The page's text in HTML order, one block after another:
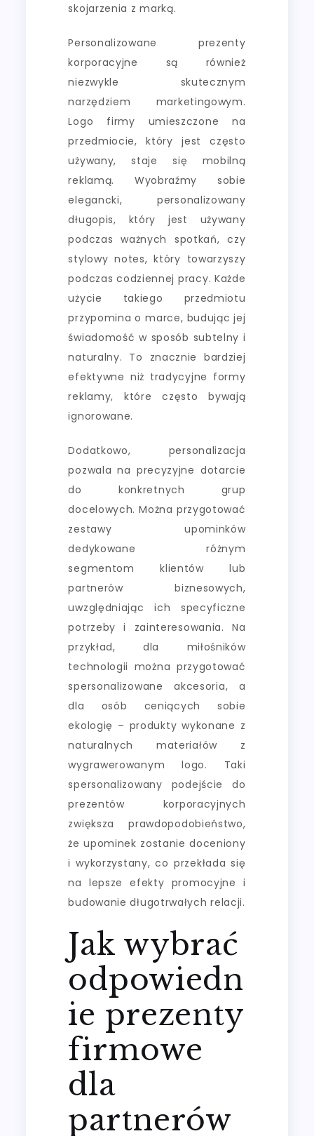
skojarzenia z marką.
Personalizowane prezenty
korporacyjne są również
niezwykle skutecznym
narzędziem marketingowym.
Logo firmy umieszczone na
przedmiocie, który jest często
używany, staje się mobilną
reklamą. Wyobraźmy sobie
elegancki, personalizowany
długopis, który jest używany
podczas ważnych spotkań, czy
stylowy notes, który towarzyszy
podczas codziennej pracy. Każde
użycie takiego przedmiotu
przypomina o marce, budując jej
świadomość w sposób subtelny i
naturalny. To znacznie bardziej
efektywne niż tradycyjne formy
reklamy, które często bywają
ignorowane.
Dodatkowo, personalizacja
pozwala na precyzyjne dotarcie
do konkretnych grup
docelowych. Można przygotować
zestawy upominków
dedykowane różnym
segmentom klientów lub
partnerów biznesowych,
uwzględniając ich specyficzne
potrzeby i zainteresowania. Na
przykład, dla miłośników
technologii można przygotować
spersonalizowane akcesoria, a
dla osób ceniących sobie
ekologię – produkty wykonane z
naturalnych materiałów z
wygrawerowanym logo. Taki
spersonalizowany podejście do
prezentów korporacyjnych
zwiększa prawdopodobieństwo,
że upominek zostanie doceniony
i wykorzystany, co przekłada się
na lepsze efekty promocyjne i
budowanie długotrwałych relacji.
Jak wybrać
odpowiedn
ie prezenty
firmowe
dla
partnerów